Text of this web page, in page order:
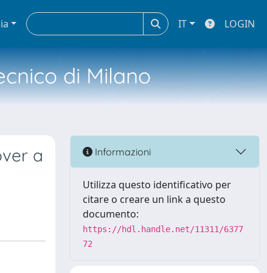
IT LOGIN
di Milano
a
Informazioni
Utilizza questo identificativo per
citare o creare un link a questo
documento:
https://hdl.handle.net/11311/6377
72